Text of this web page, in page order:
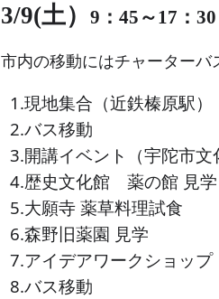
3/9(土） 9 ： 45 ～17 ： 30
市内の移動にはチャーターバ
1.現地集合（近鉄榛原駅）
2.バス移動
3.開講イベント（宇陀市文
4.歴史文化館 薬の館 見学
5.大願寺 薬草料理試食
6.森野旧薬園 見学
7.アイデアワークショップ
8.バス移動